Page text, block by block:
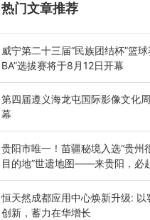
热门文章推荐
威宁第二十三届“民族团结杯”篮
BA”选拔赛将于8月12日开幕
8月7日，威宁彝族回族苗族自治
族团结杯”篮球赛暨2026年“村B…
第四届遵义海龙屯国际影像文化
幕
8月7日，第四届遵义海龙屯国际
通气会在世界文化遗产地海龙屯
贵阳市唯一！苗疆秘境入选“贵州
目的地”世遗地图——来贵阳，必
2026年7月21日，2026年“贵州很
动目的地”（贵州站）主题…
恒天然成都应用中心焕新升级: 以
创新，蓄力在华增长